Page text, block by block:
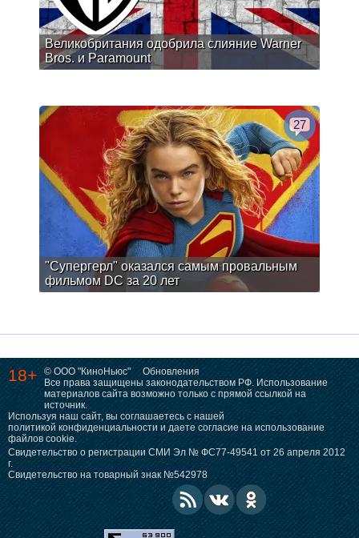
Великобритания одобрила слияние Warner
Bros. и Paramount
"Супергерл" оказался самым провальным
фильмом DC за 20 лет
27
18+ © ООО "КиноНьюс"
Обновления
Все права защищены законодательством РФ. Использование
материалов сайта возможно только с прямой ссылкой на
источник.
Используя наш сайт, вы соглашаетесь с нашей
политикой конфиденциальности и даете согласие на использование
файлов cookie.
Свидетельство о регистрации СМИ Эл № ФС77-49541 от 26 апреля 2012
г.
Свидетельство на товарный знак №542978